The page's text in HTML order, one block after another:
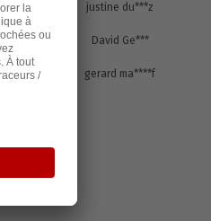
justine du***z
57370 David Ge***
54000 gerard ma****f